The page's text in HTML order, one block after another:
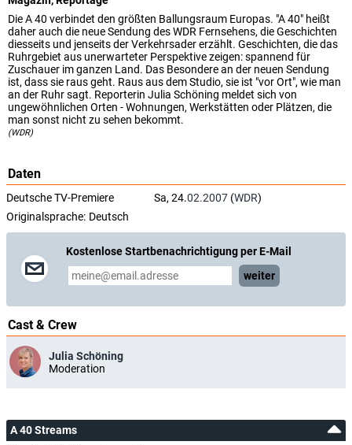
Die A 40 verbindet den größten Ballungsraum Europas. "A 40" heißt
daher auch die neue Sendung des WDR Fernsehens, die Geschichten
diesseits und jenseits der Verkehrsader erzählt. Geschichten, die das
Ruhrgebiet aus unerwarteter Perspektive zeigen: spannend für
Zuschauer im ganzen Land. Das Besondere an der neuen Sendung
ist, dass sie raus geht. Raus aus dem Studio, sie ist "vor Ort", wie man
an der Ruhr sagt. Reporterin Julia Schöning meldet sich von
ungewöhnlichen Orten - Wohnungen, Werkstätten oder Plätzen, die
man sonst nicht zu sehen bekommt.
(WDR)
Daten
Deutsche TV-Premiere Sa, 24.02.2007 (WDR)
Originalsprache: Deutsch
Kostenlose Startbenachrichtigung per E-Mail
weiter
Cast & Crew
Julia Schöning
Moderation
A 40 Streams